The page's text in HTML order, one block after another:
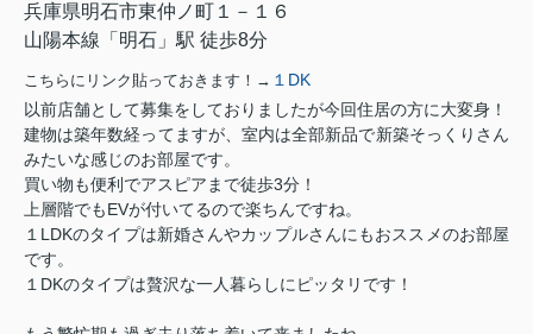
兵庫県明石市東仲ノ町１－１６
山陽本線「明石」駅 徒歩8分
こちらにリンク貼っておきます！→ １DK
以前店舗として募集をしておりましたが今回住居の方に大変身！
建物は築年数経ってますが、室内は全部新品で新築そっくりさん
みたいな感じのお部屋です。
買い物も便利でアスピアまで徒歩3分！
上層階でもEVが付いてるので楽ちんですね。
１LDKのタイプは新婚さんやカップルさんにもおススメのお部屋
です。
１DKのタイプは贅沢な一人暮らしにピッタリです！